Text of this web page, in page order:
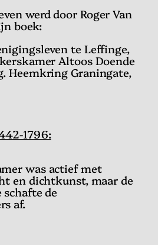
werd door Roger Van
boek:
te Leffinge,
Altoos Doende
Heemkring Graningate,
1796:
was actief met
en dichtkunst, maar de
schafte de
af.